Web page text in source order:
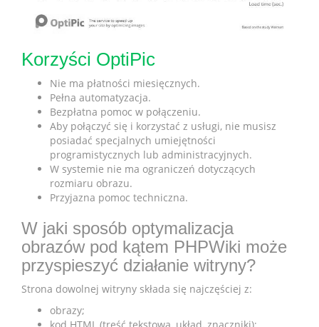
Korzyści OptiPic
Nie ma płatności miesięcznych.
Pełna automatyzacja.
Bezpłatna pomoc w połączeniu.
Aby połączyć się i korzystać z usługi, nie musisz
posiadać specjalnych umiejętności
programistycznych lub administracyjnych.
W systemie nie ma ograniczeń dotyczących
rozmiaru obrazu.
Przyjazna pomoc techniczna.
W jaki sposób optymalizacja
obrazów pod kątem PHPWiki może
przyspieszyć działanie witryny?
Strona dowolnej witryny składa się najczęściej z:
obrazy;